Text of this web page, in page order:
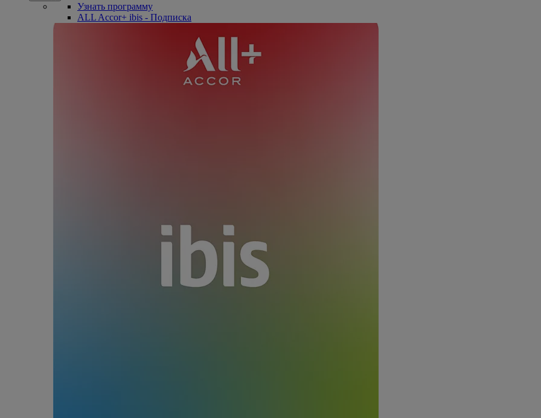
Узнать программу
ALL Accor+ ibis - Подписка